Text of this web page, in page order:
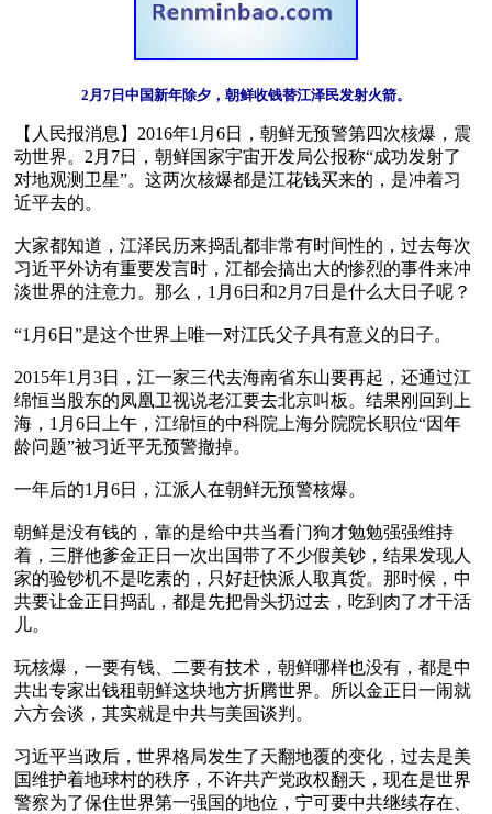
2月7日中国新年除夕，朝鲜收钱替江泽民发射火箭。
【人民报消息】2016年1月6日，朝鲜无预警第四次核爆，震
动世界。2月7日，朝鲜国家宇宙开发局公报称“成功发射了
对地观测卫星”。这两次核爆都是江花钱买来的，是冲着习
近平去的。
大家都知道，江泽民历来捣乱都非常有时间性的，过去每次
习近平外访有重要发言时，江都会搞出大的惨烈的事件来冲
淡世界的注意力。那么，1月6日和2月7日是什么大日子呢？
“1月6日”是这个世界上唯一对江氏父子具有意义的日子。
2015年1月3日，江一家三代去海南省东山要再起，还通过江
绵恒当股东的凤凰卫视说老江要去北京叫板。结果刚回到上
海，1月6日上午，江绵恒的中科院上海分院院长职位“因年
龄问题”被习近平无预警撤掉。
一年后的1月6日，江派人在朝鲜无预警核爆。
朝鲜是没有钱的，靠的是给中共当看门狗才勉勉强强维持
着，三胖他爹金正日一次出国带了不少假美钞，结果发现人
家的验钞机不是吃素的，只好赶快派人取真货。那时候，中
共要让金正日捣乱，都是先把骨头扔过去，吃到肉了才干活
儿。
玩核爆，一要有钱、二要有技术，朝鲜哪样也没有，都是中
共出专家出钱租朝鲜这块地方折腾世界。所以金正日一闹就
六方会谈，其实就是中共与美国谈判。
习近平当政后，世界格局发生了天翻地覆的变化，过去是美
国维护着地球村的秩序，不许共产党政权翻天，现在是世界
警察为了保住世界第一强国的地位，宁可要中共继续存在、